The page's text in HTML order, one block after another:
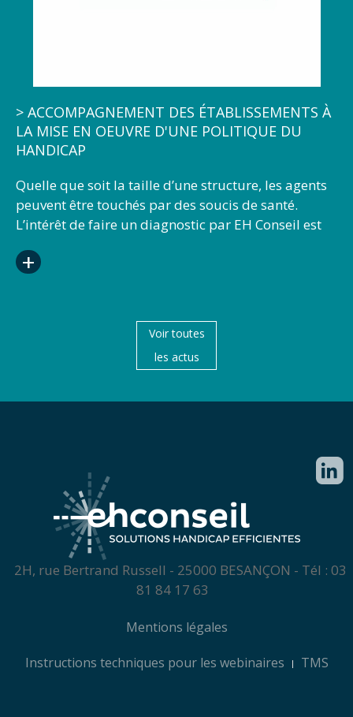
questions et télécharger les ressources mises à
disposition. Ils ont également la possibilité, après
la session, de retrouver l’enregistrement du
webinaire dans l’espace partenaires du site
FIPHFP publié sur son site internet le 21 février
2019
> ACCOMPAGNEMENT DES ÉTABLISSEMENTS À
LA MISE EN OEUVRE D'UNE POLITIQUE DU
HANDICAP
Quelle que soit la taille d’une structure, les agents
peuvent être touchés par des soucis de santé.
L’intérêt de faire un diagnostic par EH Conseil est
d’identifier les actions à mener pour les résoudre
+
Voir toutes
les actus
2H, rue Bertrand Russell - 25000 BESANÇON - Tél : 03
81 84 17 63
Mentions légales
Instructions techniques pour les webinaires TMS